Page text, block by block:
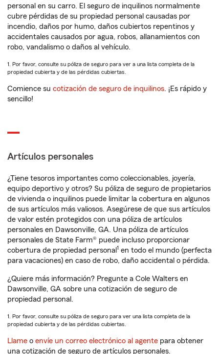
personal en su carro. El seguro de inquilinos normalmente
cubre pérdidas de su propiedad personal causadas por
incendio, daños por humo, daños cubiertos repentinos y
accidentales causados por agua, robos, allanamientos con
robo, vandalismo o daños al vehículo.
1. Por favor, consulte su póliza de seguro para ver a una lista completa de la
propiedad cubierta y de las pérdidas cubiertas.
Comience su cotización de seguro de inquilinos. ¡Es rápido y
sencillo!
Artículos personales
¿Tiene tesoros importantes como coleccionables, joyería,
equipo deportivo y otros? Su póliza de seguro de propietarios
de vivienda o inquilinos puede limitar la cobertura en algunos
de sus artículos más valiosos. Asegúrese de que sus artículos
de valor estén protegidos con una póliza de artículos
personales en Dawsonville, GA. Una póliza de artículos
personales de State Farm® puede incluso proporcionar
cobertura de propiedad personal 1 en todo el mundo (perfecta
para vacaciones) en caso de robo, daño accidental o pérdida.
¿Quiere más información? Pregunte a Cole Walters en
Dawsonville, GA sobre una cotización de seguro de
propiedad personal.
1. Por favor, consulte su póliza de seguro para ver una lista completa de la
propiedad cubierta y de las pérdidas cubiertas.
Llame o envíe un correo electrónico al agente para obtener
una cotización de seguro de artículos personales.